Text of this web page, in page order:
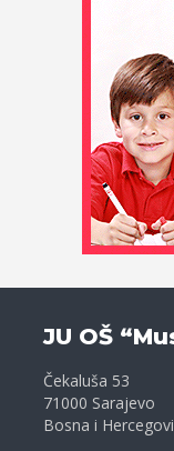
JU OŠ
Čekaluša 53
71000 Sarajevo
Bosna i